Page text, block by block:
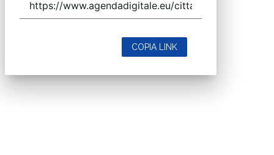
COPIA LINK